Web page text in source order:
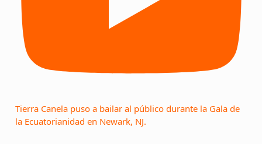
Tierra Canela puso a bailar al público durante la Gala de
la Ecuatorianidad en Newark, NJ.